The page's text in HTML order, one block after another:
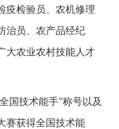
疫检验员、农机修理
治员、农产品经纪
大农业农村技能人才
国技术能手”称号以及
赛获得全国技术能